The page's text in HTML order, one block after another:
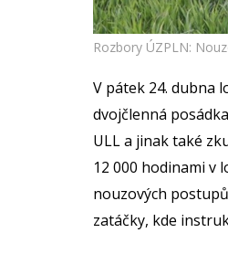
Rozbory ÚZPLN:
V pátek 24. dubna
dvojčlenná
ULL a jinak také
12 000 hodinami v
nouzových
zatáčky, kde